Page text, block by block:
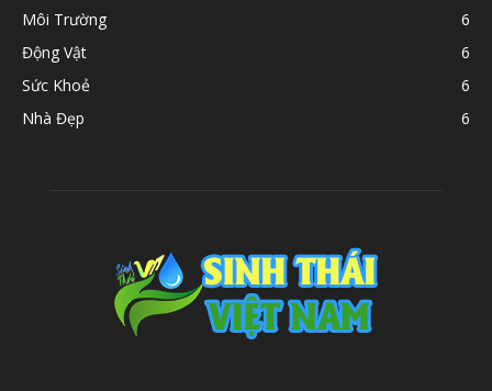
Môi Trường
6
Động Vật
6
Sức Khoẻ
6
Nhà Đẹp
6